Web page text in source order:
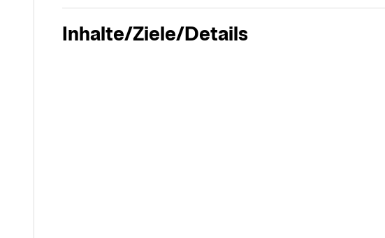
Inhalte/Ziele/Details